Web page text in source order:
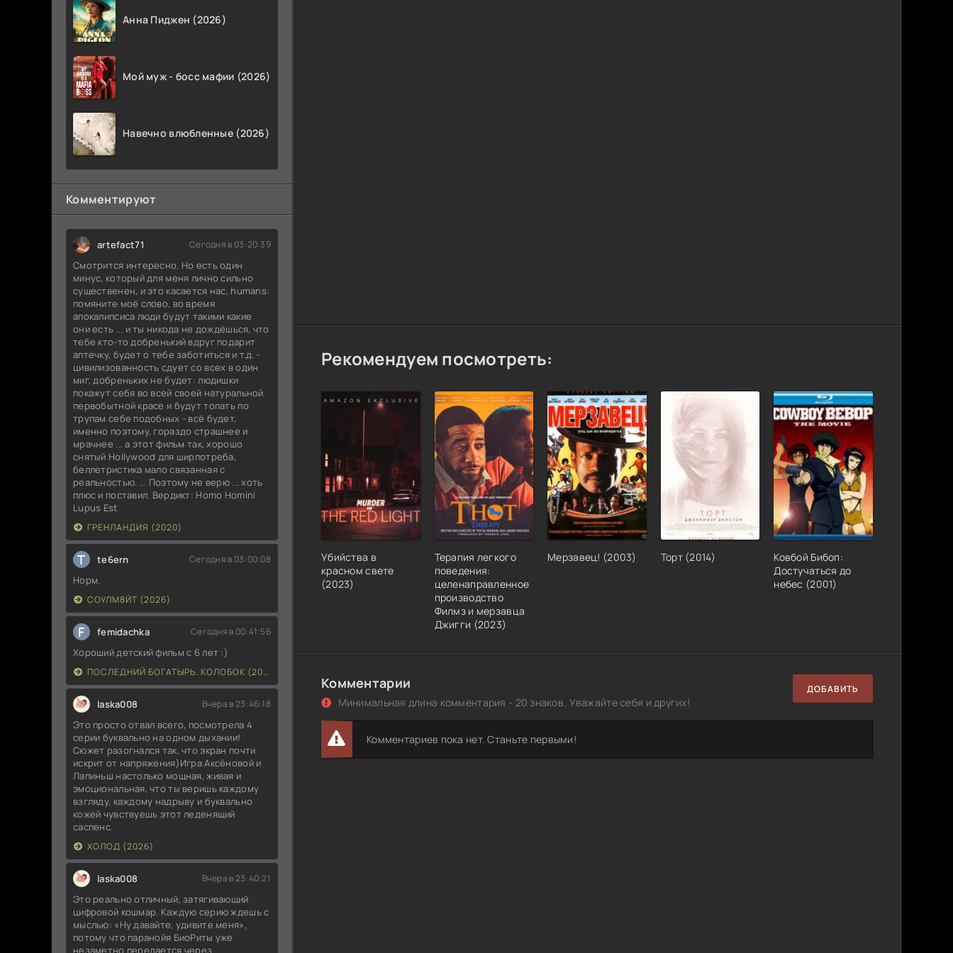
Анна Пиджен (2026)
Мой муж - босс мафии (2026)
Навечно влюбленные (2026)
Комментируют
artefact71 Сегодня в 03:20:39
Смотрится интересно. Но есть один
минус, который для меня лично сильно
существенен, и это касается нас, humans:
помяните моё слово, во время
апокалипсиса люди будут такими какие
они есть ... и ты никода не дождёшься, что
тебе кто-то добренький вдруг подарит
аптечку, будет о тебе заботиться и т.д. -
цивилизованность сдует со всех в один
миг, добреньких не будет: людишки
покажут себя во всей своей натуральной
первобытной красе и будут топать по
трупам себе подобных - всё будет,
именно поэтому, гораздо страшнее и
мрачнее ... а этот фильм так, хорошо
снятый Hollywood для ширпотреба,
беллетристика мало связанная с
реальностью. ... Поэтому не верю ... хоть
плюс и поставил. Вердикт: Homo Homini
Lupus Est
ГРЕНЛАНДИЯ (2020)
T te6ern Сегодня в 03:00:08
Норм.
СОУЛМ8ЙТ (2026)
F femidachka Сегодня в 00:41:56
Хороший детский фильм с 6 лет :)
ПОСЛЕДНИЙ БОГАТЫРЬ. КОЛОБОК (2026)
laska008 Вчера в 23:46:18
Это просто отвал всего, посмотрела 4
серии буквально на одном дыхании!
Сюжет разогнался так, что экран почти
искрит от напряжения)Игра Аксёновой и
Лапиньш настолько мощная, живая и
эмоциональная, что ты веришь каждому
взгляду, каждому надрыву и буквально
кожей чувствуешь этот леденящий
саспенс.
ХОЛОД (2026)
laska008 Вчера в 23:40:21
Это реально отличный, затягивающий
цифровой кошмар. Каждую серию ждешь с
мыслью: «Ну давайте, удивите меня»,
потому что паранойя БиоРиты уже
незаметно передается через
Рекомендуем посмотреть:
Убийства в
красном свете
(2023)
Терапия легкого
поведения:
целенаправленное
производство
Филмз и мерзавца
Джигги (2023)
Мерзавец! (2003) Торт (2014)
Ковбой Бибоп:
Достучаться до
небес (2001)
Комментарии
Минимальная длина комментария - 20 знаков. Уважайте себя и других!
ДОБАВИТЬ
Комментариев пока нет. Станьте первыми!